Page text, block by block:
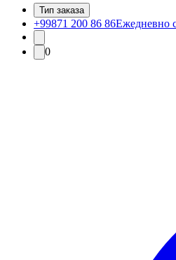
Тип заказа
+99871 200 86 86Ежедневно
0